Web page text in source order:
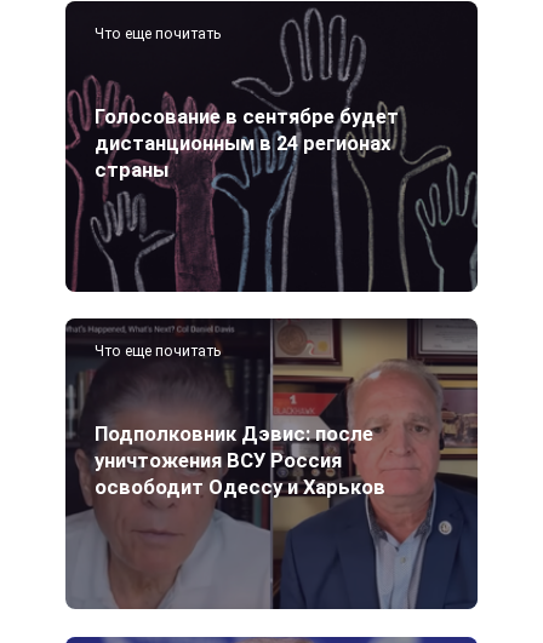
Что еще почитать
Голосование в сентябре будет
дистанционным в 24 регионах
страны
Что еще почитать
Подполковник Дэвис: после
уничтожения ВСУ Россия
освободит Одессу и Харьков